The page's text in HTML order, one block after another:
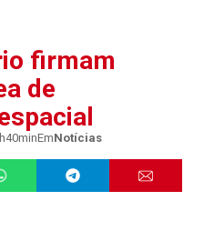
firmam
de
EmNotícias